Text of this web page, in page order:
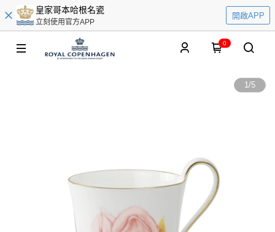
皇家哥本哈根名瓷
立刻使用官方APP
開啟APP
0
1/5